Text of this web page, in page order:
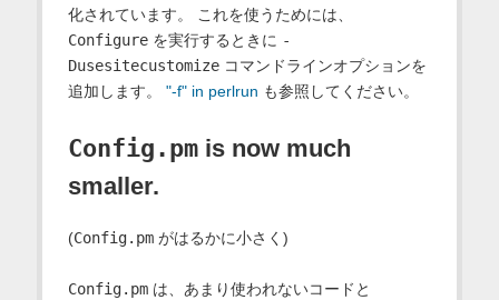
化されています。 これを使うためには、
Configureを実行するときに -
Dusesitecustomizeコマンドラインオプションを
追加します。 "-f" in perlrun も参照してください。
Config.pmis now much
smaller.
(Config.pmがはるかに小さく)
Config.pmは、あまり使われないコードと